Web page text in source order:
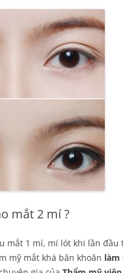
mắt 2 mí ?
mắt 1 mí, mí lót khi lần đầu
mỹ mắt khá băn khoăn làm